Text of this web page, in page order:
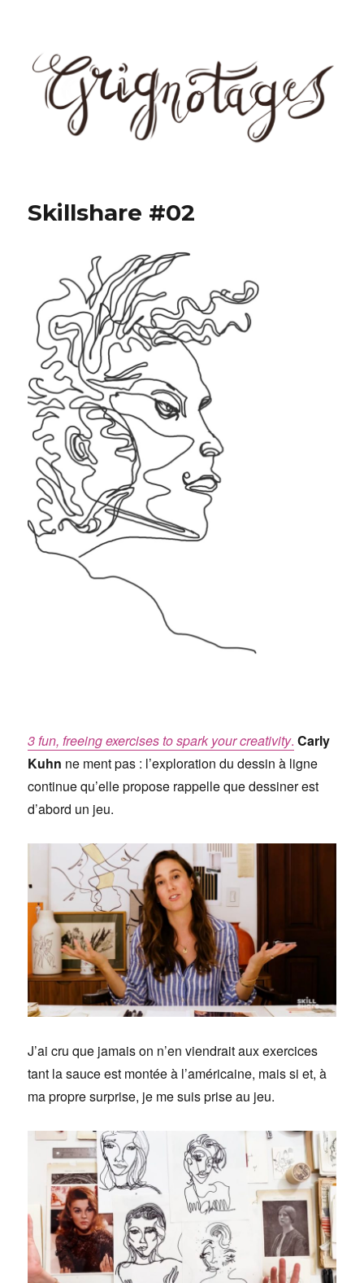
Skillshare #02
3 fun, freeing exercises to spark your creativity. Carly
Kuhn ne ment pas : l’exploration du dessin à ligne
continue qu’elle propose rappelle que dessiner est
d’abord un jeu.
J’ai cru que jamais on n’en viendrait aux exercices
tant la sauce est montée à l’américaine, mais si et, à
ma propre surprise, je me suis prise au jeu.